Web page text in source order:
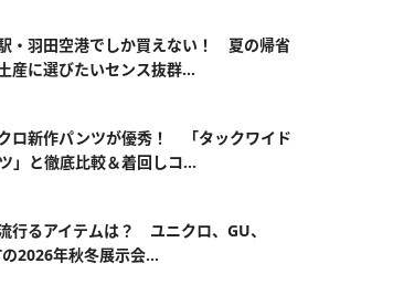
・羽田空港でしか買えない！ 夏の帰省
産に選びたいセンス抜群...
ロ新作パンツが優秀！ 「タックワイド
」と徹底比較＆着回しコ...
行るアイテムは？ ユニクロ、GU、
の2026年秋冬展示会...